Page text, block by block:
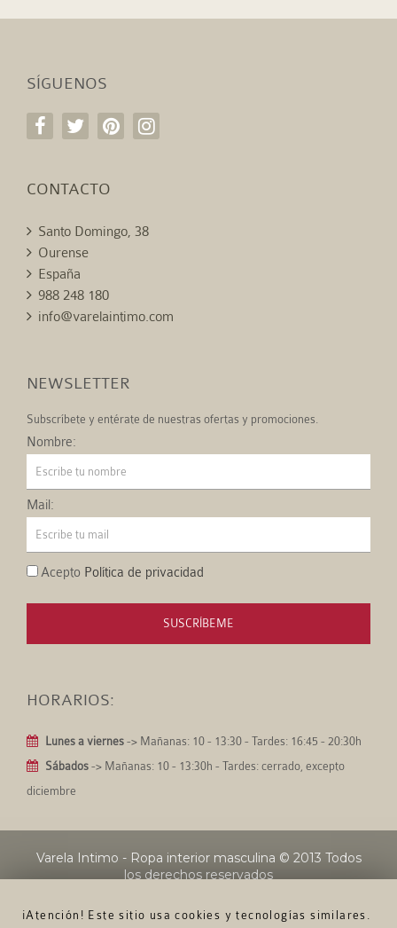
¡Atención! Este sitio usa cookies y tecnologías similares.
SÍGUENOS
CONTACTO
Santo Domingo, 38
Ourense
España
988 248 180
info@varelaintimo.com
NEWSLETTER
Subscríbete y entérate de nuestras ofertas y promociones.
Nombre:
Mail:
Acepto Política de privacidad
SUSCRÍBEME
HORARIOS:
Lunes a viernes -> Mañanas: 10 - 13:30 - Tardes: 16:45 - 20:30h
Sábados -> Mañanas: 10 - 13:30h - Tardes: cerrado, excepto
diciembre
Varela Intimo - Ropa interior masculina © 2013 Todos
los derechos reservados